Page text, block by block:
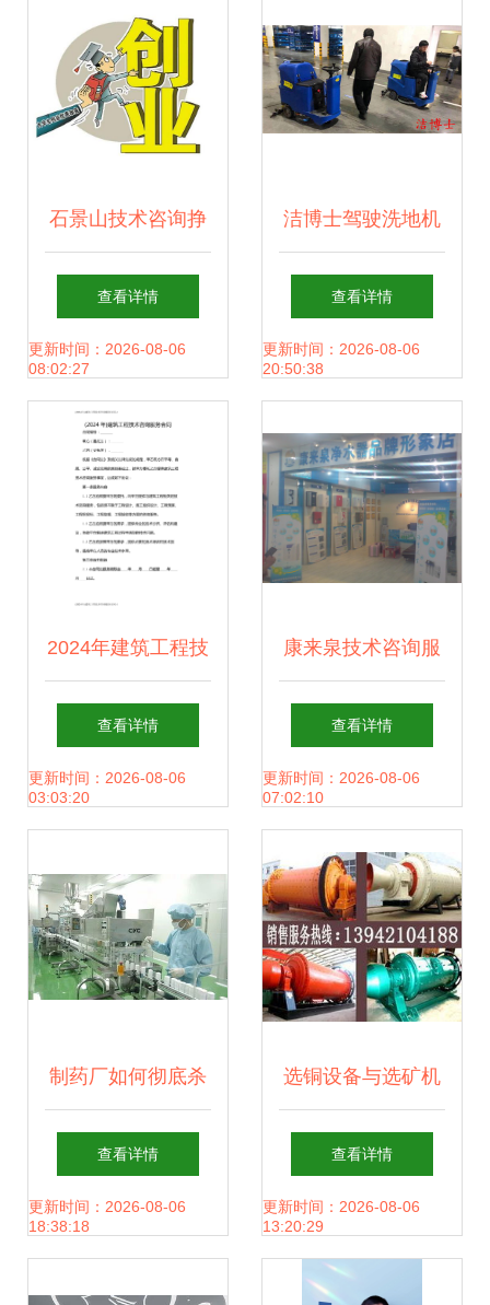
品质突围 技术咨询
石景山技术咨询挣
钱路径实操指南
查看详情
更新时间：2026-08-06
08:02:27
洁博士驾驶洗地机
客户案例与技术咨
询解析
查看详情
更新时间：2026-08-06
20:50:38
2024年建筑工程技
术咨询服务合同 要
点解析与签订指南
查看详情
更新时间：2026-08-06
03:03:20
康来泉技术咨询服
务 为家庭用水安全
护航
查看详情
更新时间：2026-08-06
07:02:10
制药厂如何彻底杀
灭芽孢
查看详情
更新时间：2026-08-06
18:38:18
选铜设备与选矿机
械全解析 权威铜矿
选厂技术咨询指南
查看详情
更新时间：2026-08-06
13:20:29